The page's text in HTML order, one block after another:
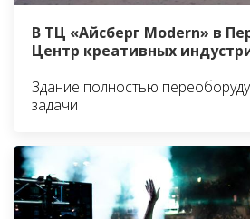
В ТЦ «Айсберг Modern» в
Центр креативных
Здание полностью
задачи